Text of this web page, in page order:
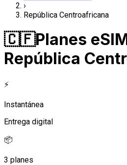
›
República Centroafricana
🇨🇫Planes
República
⚡
Instantánea
Entrega digital
📦
3 planes